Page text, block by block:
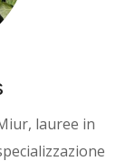
lauree in